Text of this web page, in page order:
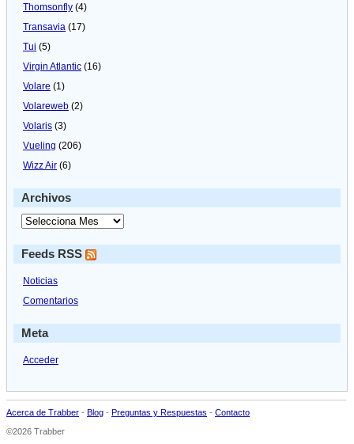
Thomsonfly (4)
Transavia (17)
Tui (5)
Virgin Atlantic (16)
Volare (1)
Volareweb (2)
Volaris (3)
Vueling (206)
Wizz Air (6)
Archivos
Feeds RSS
Noticias
Comentarios
Meta
Acceder
Acerca de Trabber - Blog - Preguntas y Respuestas - Contacto
©2026 Trabber